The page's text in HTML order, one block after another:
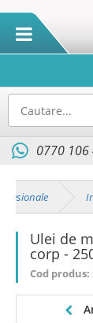
0770 106
Ulei de
corp -
Cod produs: